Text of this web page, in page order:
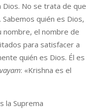
No se trata de que
quién es Dios,
nombre, el nombre de
para satisfacer a
quién es Dios. Él es
: «Krishna es el
la Suprema